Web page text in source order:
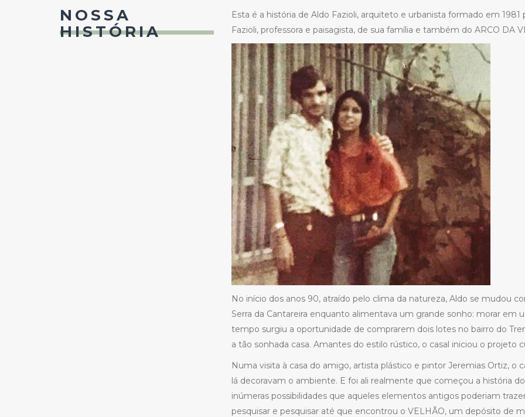
NOSSA
HISTÓRIA
Esta é a história de Aldo Fazioli, arquiteto e urbanista formado em 1981
Fazioli, professora e paisagista, de sua família e também do ARCO DA
No início dos anos 90, atraído pelo clima da natureza, Aldo se mudou
Serra da Cantareira enquanto alimentava um grande sonho: morar em
tempo surgiu a oportunidade de comprarem dois lotes no bairro do
a tão sonhada casa. Amantes do estilo rústico, o casal iniciou o projeto
Numa visita à casa do amigo, artista plástico e pintor Jeremias Ortiz, o
lá decoravam o ambiente. E foi ali realmente que começou a história
inúmeras possibilidades que aqueles elementos antigos poderiam
pesquisar e pesquisar até que encontrou o VELHÃO, um depósito de